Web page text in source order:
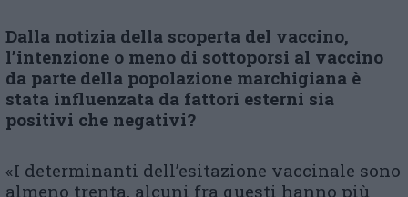
Dalla notizia della scoperta del vaccino,
l’intenzione o meno di sottoporsi al vaccino
da parte della popolazione marchigiana è
stata influenzata da fattori esterni sia
positivi che negativi?
«I determinanti dell’esitazione vaccinale sono
almeno trenta, alcuni fra questi hanno più